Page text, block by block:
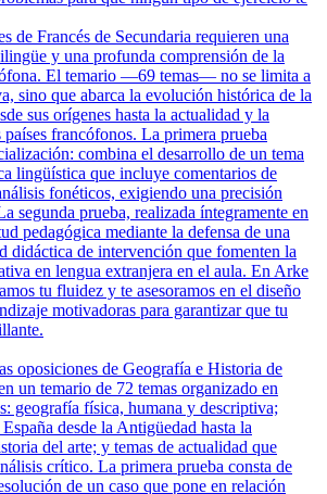
de Francés de Secundaria requieren una
y una profunda comprensión de la
El temario —69 temas— no se limita a
sino que abarca la evolución histórica de la
sus orígenes hasta la actualidad y la
francófonos. La primera prueba
combina el desarrollo de un tema
lingüística que incluye comentarios de
fonéticos, exigiendo una precisión
segunda prueba, realizada íntegramente en
pedagógica mediante la defensa de una
didáctica de intervención que fomenten la
en lengua extranjera en el aula. En Arke
tu fluidez y te asesoramos en el diseño
motivadoras para garantizar que tu
oposiciones de Geografía e Historia de
un temario de 72 temas organizado en
geografía física, humana y descriptiva;
desde la Antigüedad hasta la
del arte; y temas de actualidad que
crítico. La primera prueba consta de
de un caso que pone en relación